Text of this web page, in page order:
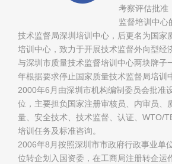
考察评估批准
监督培训中心
技术监督局深圳培训中心，后更名为国家
培训中心，致力于开展技术监督外向型经
与深圳市质量技术监督培训中心两块牌子
年根据要求停止国家质量技术监督局培训
2000年6月由深圳市机构编制委员会批准
位，主要担负国家注册审核员、内审员、
量、安全技术、技术监督、认证、WTO/
培训任务及标准咨询。
2006年8月按照深圳市市政府行政事业单
位转企划入国资委，在工商局注册转企运